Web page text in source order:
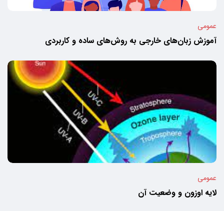
عمومی
آموزش زبان‌های خارجی به روش‌های ساده و کاربردی
عمومی
لایه اوزون و وضعیت آن